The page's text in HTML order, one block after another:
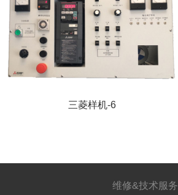
三菱样机-6
维修&技术服务